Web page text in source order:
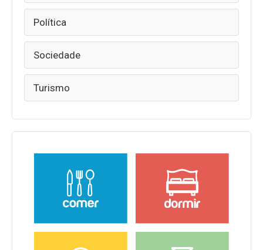
Política
Sociedade
Turismo